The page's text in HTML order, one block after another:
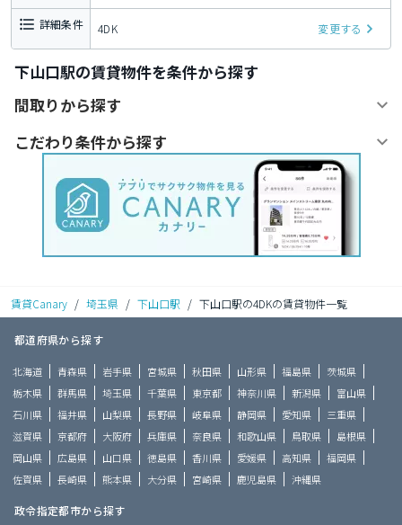
詳細条件 4DK 変更する
下山口駅の賃貸物件を条件から探す
間取りから探す
こだわり条件から探す
賃貸Canary / 埼玉県 / 下山口駅 / 下山口駅の4DKの賃貸物件一覧
都道府県から探す
北海道 青森県 岩手県 宮城県 秋田県 山形県 福島県
茨城県
栃木県
群馬県 埼玉県 千葉県 東京都 神奈川県 新潟県
富山県
石川県
福井県 山梨県 長野県 岐阜県 静岡県 愛知県
三重県
滋賀県
京都府 大阪府 兵庫県 奈良県 和歌山県 鳥取県
島根県
岡山県
広島県 山口県 徳島県 香川県 愛媛県 高知県
福岡県
佐賀県
長崎県 熊本県 大分県 宮崎県 鹿児島県 沖縄県
政令指定都市から探す